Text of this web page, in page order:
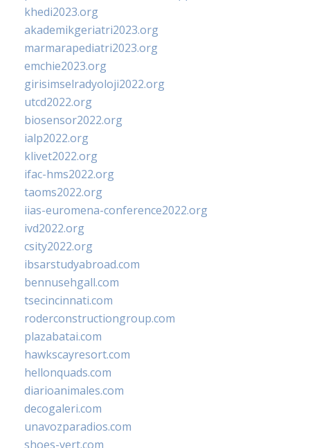
khedi2023.org
akademikgeriatri2023.org
marmarapediatri2023.org
emchie2023.org
girisimselradyoloji2022.org
utcd2022.org
biosensor2022.org
ialp2022.org
klivet2022.org
ifac-hms2022.org
taoms2022.org
iias-euromena-conference2022.org
ivd2022.org
csity2022.org
ibsarstudyabroad.com
bennusehgall.com
tsecincinnati.com
roderconstructiongroup.com
plazabatai.com
hawkscayresort.com
hellonquads.com
diarioanimales.com
decogaleri.com
unavozparadios.com
shoes-vert.com